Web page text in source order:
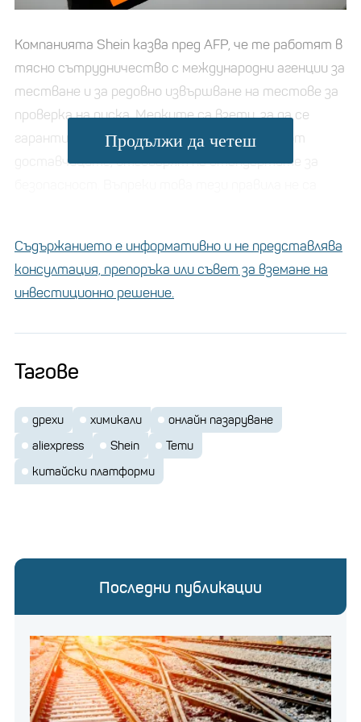
Компанията Shein казва пред AFP, че те работят в
тясно сътрудничество с международни агенции за
тестване и за редовно извършване на тестове за
проверка на риска. Мерките са взети, за да се
гарантира, че продуктите, предоставени от
доставчиците, отговарят на стандартите за
от градската управа на Сеул, незабавно е
започнало вътрешно разследване. Компанията
работи по премахване на тези продукти от
евтините стоки на
онлайн магазини Temu,
Shein и AliExpress
Продължи да четеш
Съдържанието е информативно и не представлява
консултация, препоръка или съвет за вземане на
инвестиционно решение.
Тагове
дрехи химикали
онлайн пазаруване
aliexpress
Shein
Temu
китайски платформи
Последни публикации